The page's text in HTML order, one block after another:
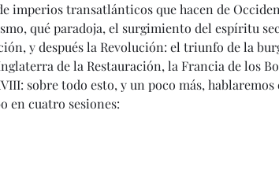
imperios transatlánticos que hacen de
qué paradoja, el surgimiento del espíritu
y después la Revolución: el triunfo de la
de la Restauración, la Francia de los
sobre todo esto, y un poco más,
en cuatro sesiones: